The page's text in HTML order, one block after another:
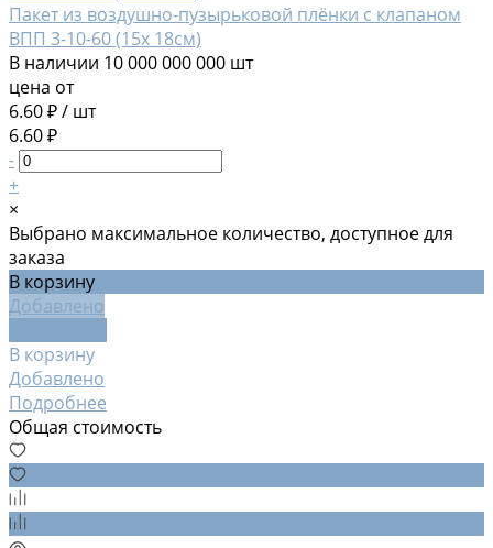
Пакет из воздушно-пузырьковой плёнки с клапаном
ВПП 3-10-60 (15х 18см)
В наличии 10 000 000 000 шт
цена от
6.60 ₽/ шт
6.60 ₽
-
+
×
Выбрано максимальное количество, доступное для
заказа
В корзину
Добавлено
В корзину
Добавлено
Подробнее
Общая стоимость